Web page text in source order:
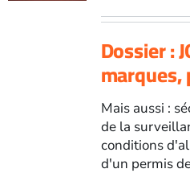
Dossier :
marques,
Mais aussi :
de la
conditions
d'un permis